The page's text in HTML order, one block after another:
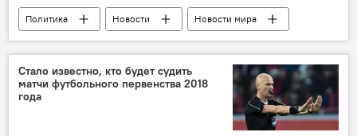
Политика Новости
Новости мира
Турция
Греция
Острова
колкость
Стало известно, кто будет судить
матчи футбольного первенства 2018
года